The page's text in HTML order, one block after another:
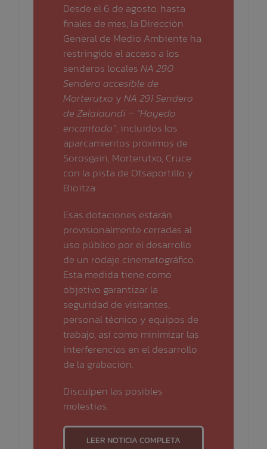
Desde el 6 de agosto, hasta
finales de mes, la Dirección
General de Medio Ambiente ha
restringido el acceso a los
senderos localesNA 290
Sendero accesible de
Morterutxo yNA 291 Sendero
de Zelaiaundi – “Hayedo
encantado”, incluidos los
aparcamientos próximos de
Sorosgain, Morterutxo, Cruce
con la pista de Otsaportillo y
Bioitza.
Esas dotaciones estarán
provisionalmente cerradas al
uso público por el desarrollo
de un rodaje cinematográfico.
Esta medida tiene como
objetivo garantizar la
seguridad de visitantes,
personal técnico y equipos de
trabajo, así como minimizar las
interferencias en el desarrollo
de la grabación.
Disculpen las posibles
molestias.
LEER NOTICIA COMPLETA